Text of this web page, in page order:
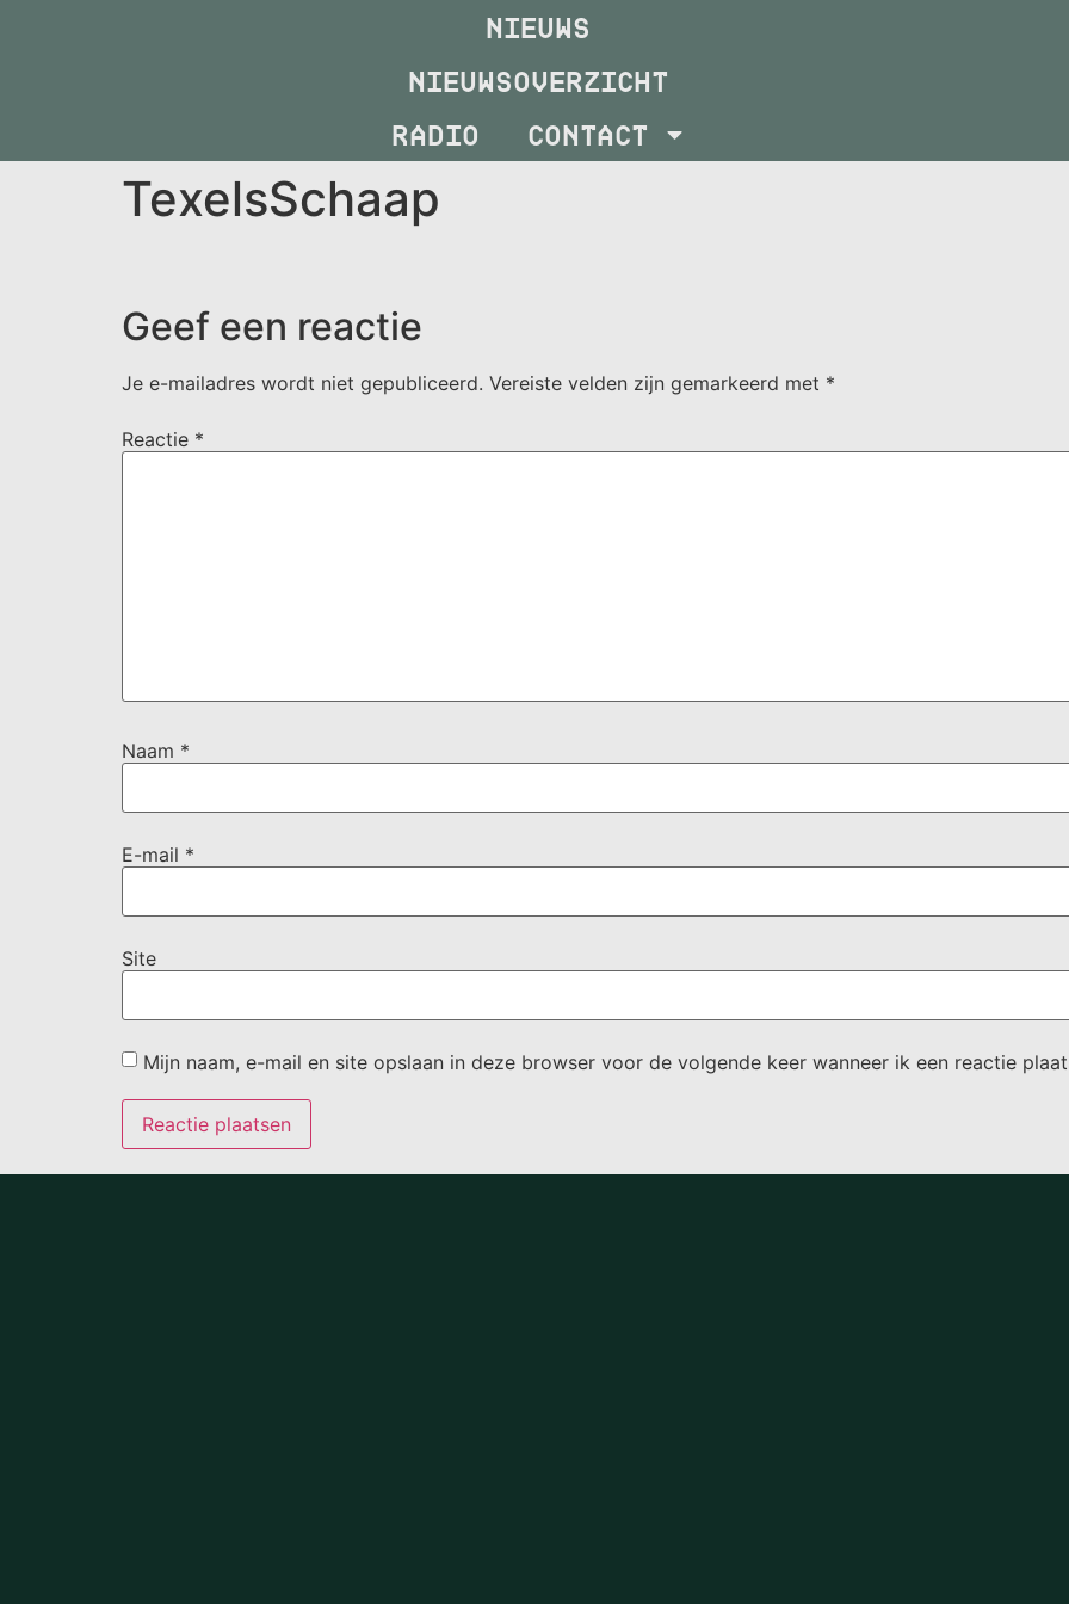
NIEUWS
NIEUWSOVERZICHT
RADIO
CONTACT
TexelsSchaap
Geef een reactie
Je e-mailadres wordt niet gepubliceerd. Vereiste velden zijn gemarkeerd met *
Reactie *
Naam *
E-mail *
Site
Mijn naam, e-mail en site opslaan in deze browser voor de volgende keer wanneer ik een reactie